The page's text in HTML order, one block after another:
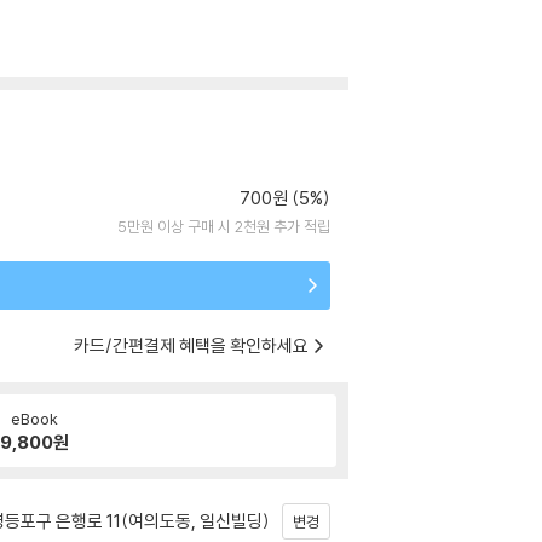
700원 (5%)
5만원 이상 구매 시 2천원 추가 적립
카드/간편결제 혜택을 확인하세요
eBook
9,800원
포구 은행로 11(여의도동, 일신빌딩) 변경